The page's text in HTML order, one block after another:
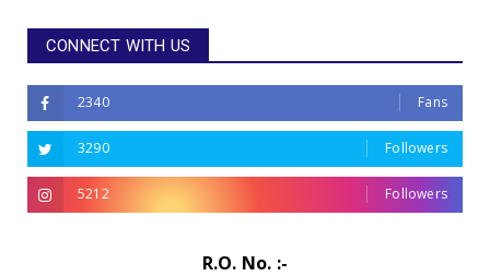
CONNECT WITH US
2340 Fans
3290 Followers
5212 Followers
R.O. No. :-